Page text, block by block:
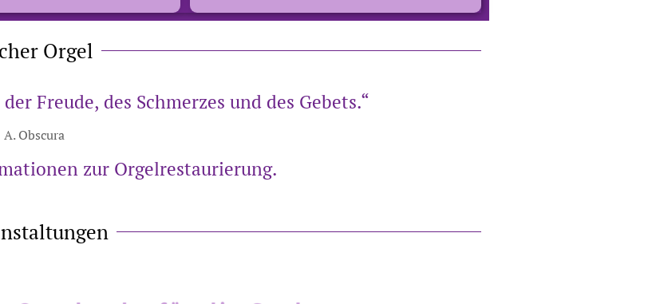
Orgel
Freude, des Schmerzes und des Gebets.“
A. Obscura
zur Orgelrestaurierung.